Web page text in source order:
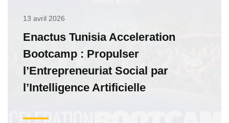
13 avril 2026
Enactus Tunisia Acceleration
Bootcamp : Propulser
l’Entrepreneuriat Social par
l’Intelligence Artificielle